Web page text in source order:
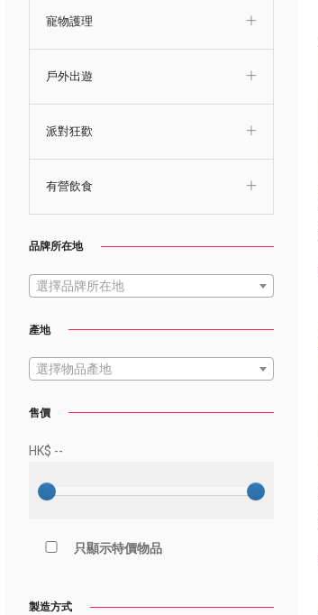
寵物護理
戶外出遊
派對狂歡
有營飲食
品牌所在地
選擇品牌所在地
產地
選擇物品產地
售價
HK$ --
只顯示特價物品
製造方式